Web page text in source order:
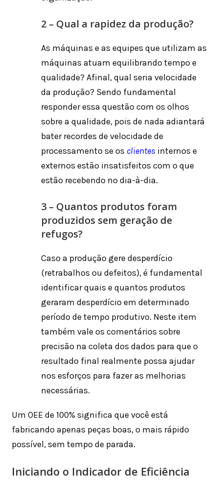
2 – Qual a rapidez da produção?
As máquinas e as equipes que utilizam as
máquinas atuam equilibrando tempo e
qualidade? Afinal, qual seria velocidade
da produção? Sendo fundamental
responder essa questão com os olhos
sobre a qualidade, pois de nada adiantará
bater recordes de velocidade de
processamento se os clientes internos e
externos estão insatisfeitos com o que
estão recebendo no dia-à-dia.
3 – Quantos produtos foram
produzidos sem geração de
refugos?
Caso a produção gere desperdício
(retrabalhos ou defeitos), é fundamental
identificar quais e quantos produtos
geraram desperdício em determinado
período de tempo produtivo. Neste item
também vale os comentários sobre
precisão na coleta dos dados para que o
resultado final realmente possa ajudar
nos esforços para fazer as melhorias
necessárias.
Um OEE de 100% significa que você está
fabricando apenas peças boas, o mais rápido
possível, sem tempo de parada.
Iniciando o Indicador de Eficiência